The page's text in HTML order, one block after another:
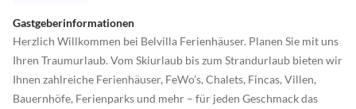
Gastgeberinformationen
Herzlich Willkommen bei Belvilla Ferienhäuser. Planen Sie mit uns
Ihren Traumurlaub. Vom Skiurlaub bis zum Strandurlaub bieten wir
Ihnen zahlreiche Ferienhäuser, FeWo’s, Chalets, Fincas, Villen,
Bauernhöfe, Ferienparks und mehr – für jeden Geschmack das